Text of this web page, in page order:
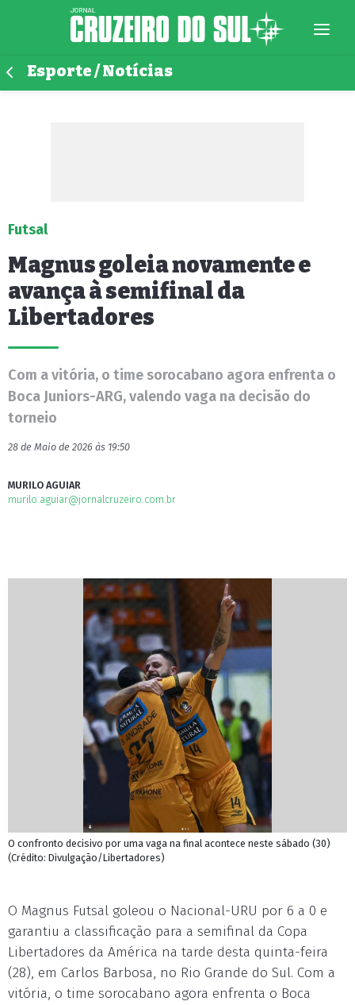
Esporte / Notícias
Futsal
Magnus goleia novamente e
avança à semifinal da
Libertadores
Com a vitória, o time sorocabano agora enfrenta o
Boca Juniors-ARG, valendo vaga na decisão do
torneio
28 de Maio de 2026 às 19:50
MURILO AGUIAR
murilo.aguiar@jornalcruzeiro.com.br
O confronto decisivo por uma vaga na final acontece neste sábado (30)
(Crédito: Divulgação/Libertadores)
O Magnus Futsal goleou o Nacional-URU por 6 a 0 e
garantiu a classificação para a semifinal da Copa
Libertadores da América na tarde desta quinta-feira
(28), em Carlos Barbosa, no Rio Grande do Sul. Com a
vitória, o time sorocabano agora enfrenta o Boca